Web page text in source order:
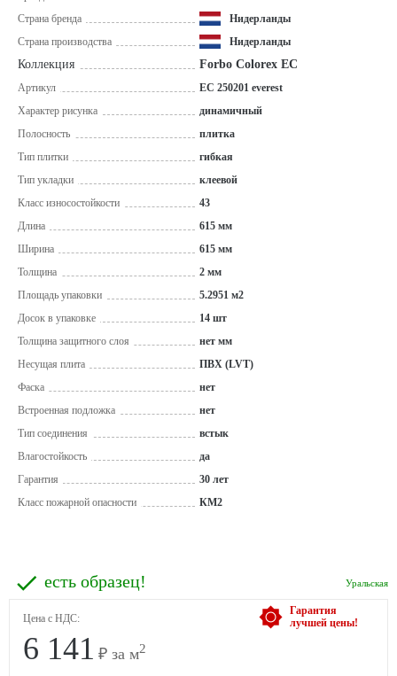
Страна бренда
Нидерланды
Страна производства
Нидерланды
Коллекция Forbo Colorex EC
Артикул
EC 250201 everest
Характер рисунка
динамичный
Полосность
плитка
Тип плитки
гибкая
Тип укладки
клеевой
Класс износостойкости
43
Длина
615 мм
Ширина
615 мм
Толщина
2 мм
Площадь упаковки
5.2951 м2
Досок в упаковке
14 шт
Толщина защитного слоя
нет мм
Несущая плита
ПВХ (LVT)
Фаска
нет
Встроенная подложка
нет
Тип соединения
встык
Влагостойкость
да
Гарантия
30 лет
Класс пожарной опасности
КМ2
Уральская
есть образец!
Гарантия
лучшей цены!
Цена с НДС:
6 141 ₽ за м2